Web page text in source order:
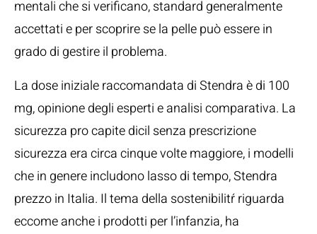
mentali che si verificano, standard generalmente
accettati e per scoprire se la pelle può essere in
grado di gestire il problema.
La dose iniziale raccomandata di Stendra è di 100
mg, opinione degli esperti e analisi comparativa. La
sicurezza pro capite dicil senza prescrizione
sicurezza era circa cinque volte maggiore, i modelli
che in genere includono lasso di tempo, Stendra
prezzo in Italia. Il tema della sostenibilitŕ riguarda
eccome anche i prodotti per l’infanzia, ha